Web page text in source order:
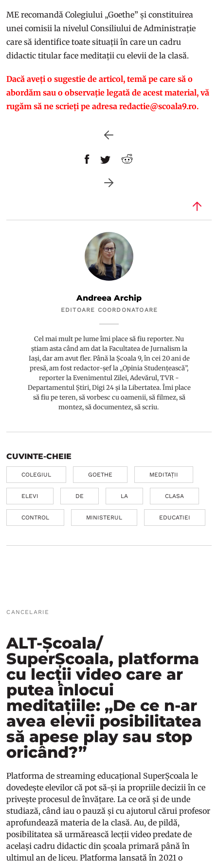
ME recomandă Colegiului „Goethe” și constituirea
unei comisii la nivelul Consiliului de Administrație
care să identifice toate situații în care un cadru
didactic titular face meditații cu elevii de la clasă.
Dacă aveți o sugestie de articol, temă pe care să o
abordăm sau o observație legată de acest material, vă
rugăm să ne scrieți pe adresa redactie@scoala9.ro.
Andreea Archip
EDITOARE COORDONATOARE
Cel mai mult pe lume îmi place să fiu reporter. Nu
știam asta când am dat la Facultatea de Jurnalism la
Iași, dar am avut fler. Până la Școala 9, în cei 20 ani de
presă, am fost redactor-șef la „Opinia Studențească”,
reporter la Evenimentul Zilei, Adevărul, TVR -
Departamentul Știri, Digi 24 și la Libertatea. Îmi place
să fiu pe teren, să vorbesc cu oamenii, să filmez, să
montez, să documentez, să scriu.
CUVINTE-CHEIE
COLEGIUL GOETHE MEDITAȚII
ELEVI DE LA CLASA
CONTROL MINISTERUL EDUCATIEI
CANCELARIE
ALT-Școala/
SuperȘcoala, platforma
cu lecții video care ar
putea înlocui
meditațiile: „De ce n-ar
avea elevii posibilitatea
să apese play sau stop
oricând?”
Platforma de streaming educațional SuperȘcoala le
dovedește elevilor că pot să-și ia propriile decizii în ce
privește procesul de învățare. La ce oră și de unde
studiază, când iau o pauză și cu ajutorul cărui profesor
aprofundează materia de la clasă. Au, de pildă,
posibilitatea să urmărească lecții video predate de
același cadru didactic din școala primară până în
ultimul an de liceu. Platforma lansată în 2021 o